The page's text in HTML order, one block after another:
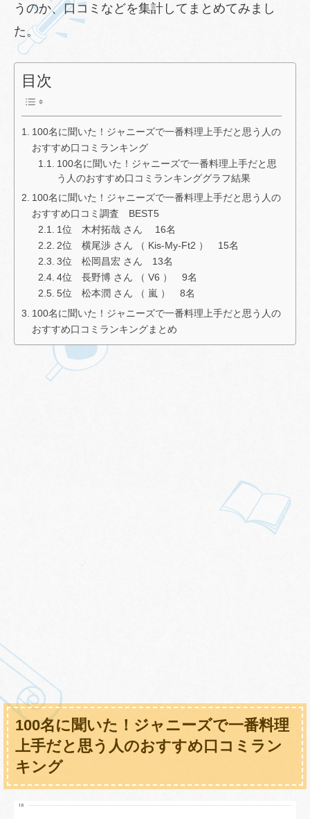
うのか、口コミなどを集計してまとめてみまし
た。
目次
100名に聞いた！ジャニーズで一番料理上手だと思う人の
おすすめ口コミランキング
100名に聞いた！ジャニーズで一番料理上手だと思
う人のおすすめ口コミランキンググラフ結果
100名に聞いた！ジャニーズで一番料理上手だと思う人の
おすすめ口コミ調査 BEST5
1位 木村拓哉 さん 16名
2位 横尾渉 さん （ Kis-My-Ft2 ） 15名
3位 松岡昌宏 さん 13名
4位 長野博 さん （ V6 ） 9名
5位 松本潤 さん （ 嵐 ） 8名
100名に聞いた！ジャニーズで一番料理上手だと思う人の
おすすめ口コミランキングまとめ
100名に聞いた！ジャニーズで一番料理
上手だと思う人のおすすめ口コミラン
キング